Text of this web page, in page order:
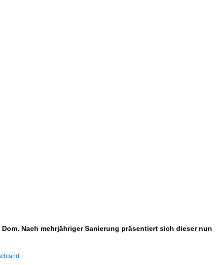
Nach mehrjähriger Sanierung präsentiert sich dieser nun